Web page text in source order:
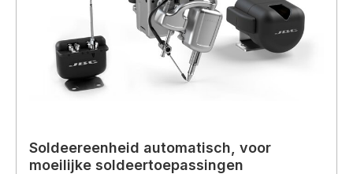
Soldeereenheid automatisch, voor
moeilijke soldeertoepassingen